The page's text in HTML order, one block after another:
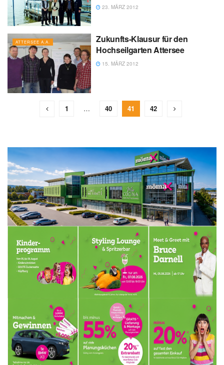
23. MÄRZ 2012
ATTERSEE A.A.
Zukunfts-Klausur für den
Hochseilgarten Attersee
15. MÄRZ 2012
1 … 40 41 42